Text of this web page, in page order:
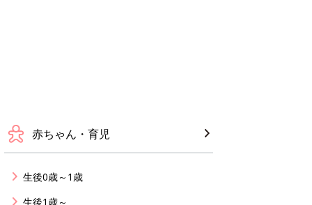
赤ちゃん・育児
生後0歳～1歳
生後1歳～